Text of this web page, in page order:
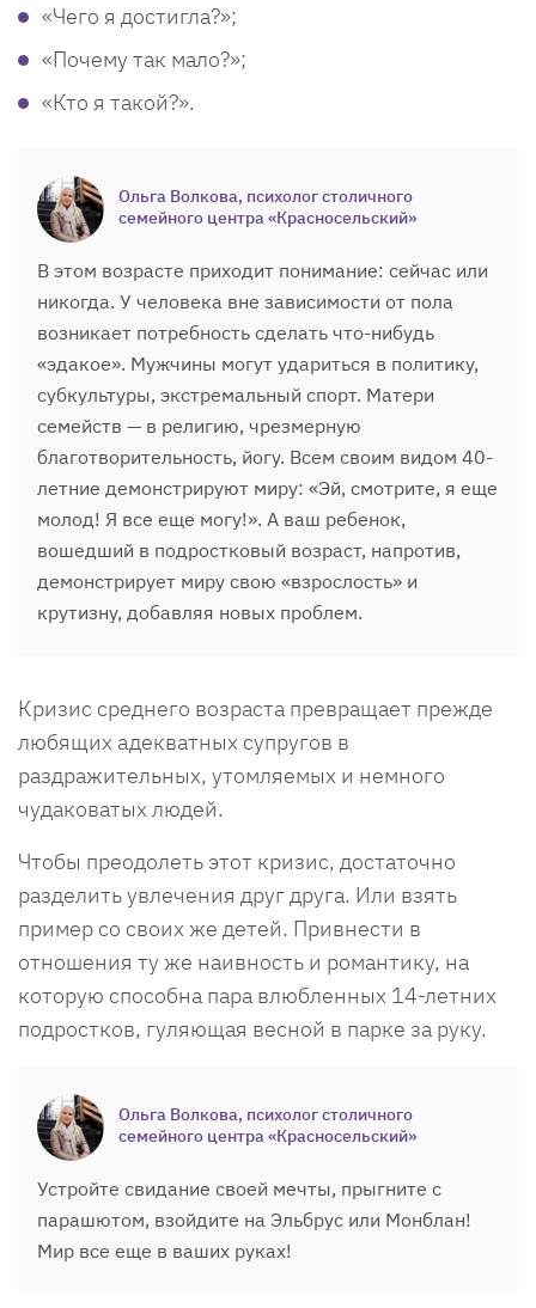
«Чего я достигла?»;
«Почему так мало?»;
«Кто я такой?».
Ольга Волкова, психолог столичного
семейного центра «Красносельский»
В этом возрасте приходит понимание: сейчас или
никогда. У человека вне зависимости от пола
возникает потребность сделать что-нибудь
«эдакое». Мужчины могут удариться в политику,
субкультуры, экстремальный спорт. Матери
семейств — в религию, чрезмерную
благотворительность, йогу. Всем своим видом 40-
летние демонстрируют миру: «Эй, смотрите, я еще
молод! Я все еще могу!». А ваш ребенок,
вошедший в подростковый возраст, напротив,
демонстрирует миру свою «взрослость» и
крутизну, добавляя новых проблем.
Кризис среднего возраста превращает прежде
любящих адекватных супругов в
раздражительных, утомляемых и немного
чудаковатых людей.
Чтобы преодолеть этот кризис, достаточно
разделить увлечения друг друга. Или взять
пример со своих же детей. Привнести в
отношения ту же наивность и романтику, на
которую способна пара влюбленных 14-летних
подростков, гуляющая весной в парке за руку.
Ольга Волкова, психолог столичного
семейного центра «Красносельский»
Устройте свидание своей мечты, прыгните с
парашютом, взойдите на Эльбрус или Монблан!
Мир все еще в ваших руках!